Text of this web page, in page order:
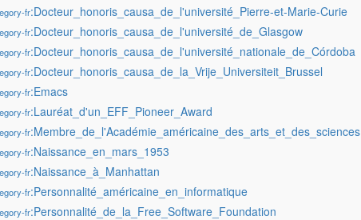
fr:Docteur_honoris_causa_de_l'université_Pierre-et-Marie-Curie
fr:Docteur_honoris_causa_de_l'université_de_Glasgow
fr:Docteur_honoris_causa_de_l'université_nationale_de_Córdoba
fr:Docteur_honoris_causa_de_la_Vrije_Universiteit_Brussel
fr:Emacs
fr:Lauréat_d'un_EFF_Pioneer_Award
fr:Membre_de_l'Académie_américaine_des_arts_et_des_sciences
fr:Naissance_en_mars_1953
fr:Naissance_à_Manhattan
fr:Personnalité_américaine_en_informatique
fr:Personnalité_de_la_Free_Software_Foundation